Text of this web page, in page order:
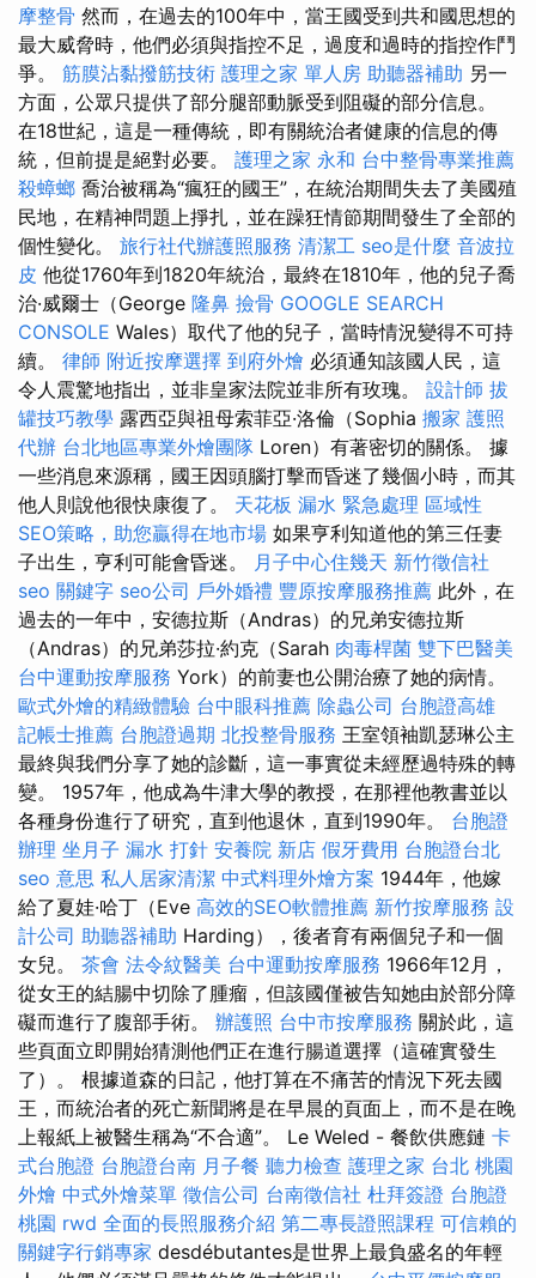
摩整骨 然而，在過去的100年中，當王國受到共和國思想的
最大威脅時，他們必須與指控不足，過度和過時的指控作鬥
爭。 筋膜沾黏撥筋技術 護理之家 單人房 助聽器補助 另一
方面，公眾只提供了部分腿部動脈受到阻礙的部分信息。
在18世紀，這是一種傳統，即有關統治者健康的信息的傳
統，但前提是絕對必要。 護理之家 永和 台中整骨專業推薦
殺蟑螂 喬治被稱為“瘋狂的國王”，在統治期間失去了美國殖
民地，在精神問題上掙扎，並在躁狂情節期間發生了全部的
個性變化。 旅行社代辦護照服務 清潔工 seo是什麼 音波拉
皮 他從1760年到1820年統治，最終在1810年，他的兒子喬
治·威爾士（George 隆鼻 撿骨 GOOGLE SEARCH
CONSOLE Wales）取代了他的兒子，當時情況變得不可持
續。 律師 附近按摩選擇 到府外燴 必須通知該國人民，這
令人震驚地指出，並非皇家法院並非所有玫瑰。 設計師 拔
罐技巧教學 露西亞與祖母索菲亞·洛倫（Sophia 搬家 護照
代辦 台北地區專業外燴團隊 Loren）有著密切的關係。 據
一些消息來源稱，國王因頭腦打擊而昏迷了幾個小時，而其
他人則說他很快康復了。 天花板 漏水 緊急處理 區域性
SEO策略，助您贏得在地市場 如果亨利知道他的第三任妻
子出生，亨利可能會昏迷。 月子中心住幾天 新竹徵信社
seo 關鍵字 seo公司 戶外婚禮 豐原按摩服務推薦 此外，在
過去的一年中，安德拉斯（Andras）的兄弟安德拉斯
（Andras）的兄弟莎拉·約克（Sarah 肉毒桿菌 雙下巴醫美
台中運動按摩服務 York）的前妻也公開治療了她的病情。
歐式外燴的精緻體驗 台中眼科推薦 除蟲公司 台胞證高雄
記帳士推薦 台胞證過期 北投整骨服務 王室領袖凱瑟琳公主
最終與我們分享了她的診斷，這一事實從未經歷過特殊的轉
變。 1957年，他成為牛津大學的教授，在那裡他教書並以
各種身份進行了研究，直到他退休，直到1990年。 台胞證
辦理 坐月子 漏水 打針 安養院 新店 假牙費用 台胞證台北
seo 意思 私人居家清潔 中式料理外燴方案 1944年，他嫁
給了夏娃·哈丁（Eve 高效的SEO軟體推薦 新竹按摩服務 設
計公司 助聽器補助 Harding），後者育有兩個兒子和一個
女兒。 茶會 法令紋醫美 台中運動按摩服務 1966年12月，
從女王的結腸中切除了腫瘤，但該國僅被告知她由於部分障
礙而進行了腹部手術。 辦護照 台中市按摩服務 關於此，這
些頁面立即開始猜測他們正在進行腸道選擇（這確實發生
了）。 根據道森的日記，他打算在不痛苦的情況下死去國
王，而統治者的死亡新聞將是在早晨的頁面上，而不是在晚
上報紙上被醫生稱為“不合適”。 Le Weled - 餐飲供應鏈 卡
式台胞證 台胞證台南 月子餐 聽力檢查 護理之家 台北 桃園
外燴 中式外燴菜單 徵信公司 台南徵信社 杜拜簽證 台胞證
桃園 rwd 全面的長照服務介紹 第二專長證照課程 可信賴的
關鍵字行銷專家 desdébutantes是世界上最負盛名的年輕